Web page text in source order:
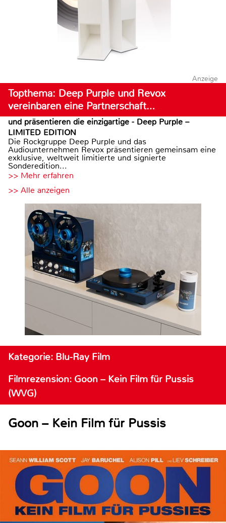
Anzeige
Topthema: Deep Purple und Revox
vereinbaren eine Partnerschaft…
und präsentieren die einzigartige - Deep Purple –
LIMITED EDITION
Die Rockgruppe Deep Purple und das
Audiounternehmen Revox präsentieren gemeinsam eine
exklusive, weltweit limitierte und signierte
Sonderedition...
>> Mehr erfahren
>> Alle anzeigen
Kategorie: Blu-Ray Film
Filmrezension: Goon – Kein Film für Pussis
(WVG)
Goon – Kein Film für Pussis